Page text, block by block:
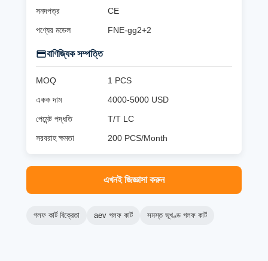
সনদপত্র
CE
পণ্যের মডেল
FNE-gg2+2
বাণিজ্যিক সম্পত্তি
MOQ
1 PCS
একক দাম
4000-5000 USD
পেমেন্ট পদ্ধতি
T/T LC
সরবরাহ ক্ষমতা
200 PCS/Month
এখনই জিজ্ঞাসা করুন
গলফ কার্ট বিক্রেতা aev গলফ কার্ট সমস্ত ভূখণ্ড গলফ কার্ট